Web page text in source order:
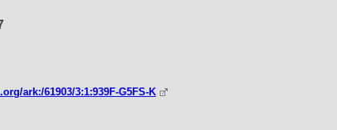
ark:/61903/3:1:939F-G5FS-K